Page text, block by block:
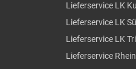
Lieferservice LK
Lieferservice LK
Lieferservice LK
Lieferservice